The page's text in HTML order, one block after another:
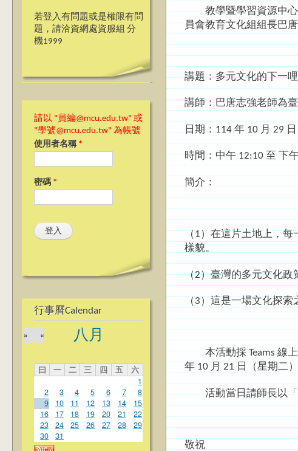
若登入有問題或是權限有問
題，請洽資網處資服組 分
機1999
請以 "員編@mcu.edu.tw" 或
"學號@mcu.edu.tw" 為帳號
使用者名稱 *
密碼 *
行事曆Calendar
八月
«
»
曰 一 二 三 四 五
六
1
2
3 4 5 6 7
8
9
10 11 12 13 14
15
16
17 18 19 20 21
22
23
24 25 26 27 28
29
30
31
教學暨學習資源中心及
員會教育文化組組長巴
講題：多元文化的下一
講師：巴唐志強老師為
日期：114 年 10 月 29
時間：中午 12:10 至 下
簡介：
（1）在這片土地上，每
樣貌。
（2）臺灣的多元文化政
（3）這是一場文化探
本活動採 Teams 線上
年 10 月 21 日（星期二
活動當日請師長以「
敬祝